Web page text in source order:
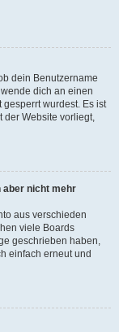
dein Benutzername
dich an einen
wurdest. Es ist
der Website vorliegt,
aber nicht mehr
aus verschieden
viele Boards
geschrieben haben,
einfach erneut und